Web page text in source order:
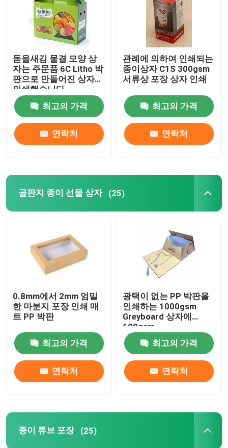
공장 여행
품질 관리
연락주세요
인용문을 요구하세요
골판지 종이 선물 상자
종이 튜브 포장
풀 컬러 인쇄된 상자
라벨 스티커 인쇄
관례에 의하여 인쇄되는 전시 상자
돋을새김 물결 모양 상
자는 주문품 6C Litho 박
판으로 만들어진 상자를
인쇄했습니다
최고의 가격
연락처
관례에 의하여 인쇄되는
종이상자 C1S 300gsm
서류상 포장 상자 인쇄
최고의 가격
연락처
골판지 종이 선물 상자 (25)
0.8mm에서 2mm 엄밀
한 마분지 포장 인쇄 매
트 PP 박판
최고의 가격
연락처
광택이 없는 PP 박판을
인쇄하는 1000gsm
Greyboard 상자에
600gsm
최고의 가격
연락처
종이 튜브 포장 (25)